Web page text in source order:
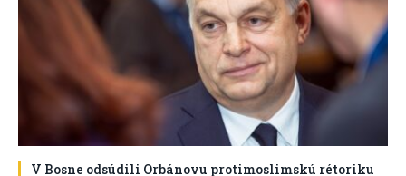
V Bosne odsúdili Orbánovu protimoslimskú rétoriku